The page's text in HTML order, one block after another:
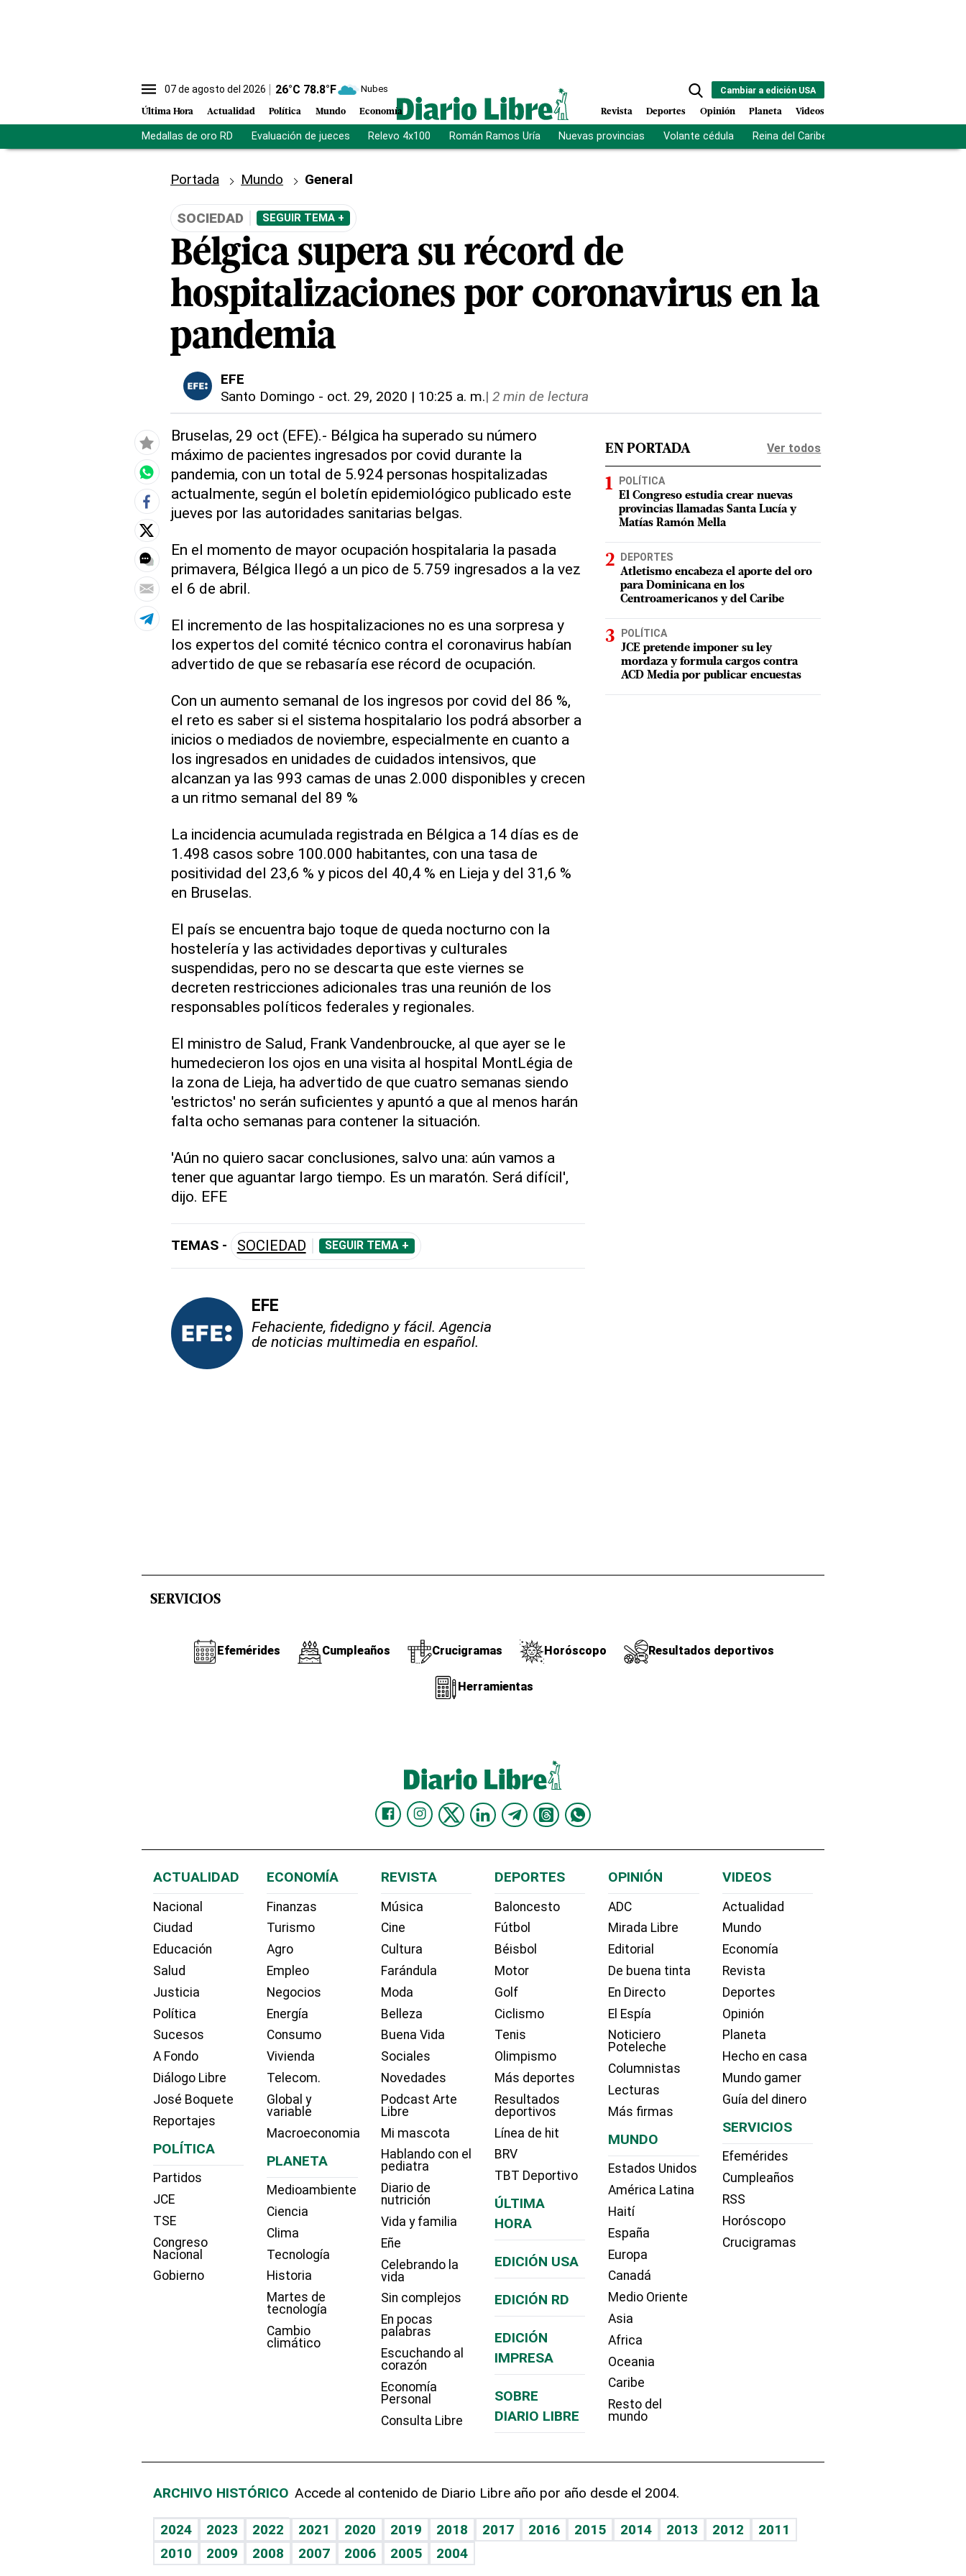
07 de agosto del 2026 26°C 78.8°F Nubes
Última Hora Actualidad Política Mundo Economía
Cambiar a edición USA
Revista Deportes Opinión Planeta Videos
Medallas de oro RD Evaluación de jueces Relevo 4x100 Román Ramos Uría Nuevas provincias Volante cédula Reina del Caribe
Portada Mundo General
SOCIEDAD SEGUIR TEMA +
Bélgica supera su récord de
hospitalizaciones por coronavirus en la
pandemia
EFE
Santo Domingo - oct. 29, 2020 | 10:25 a. m.| 2 min de lectura
Bruselas, 29 oct (EFE).- Bélgica ha superado su número
máximo de pacientes ingresados por covid durante la
pandemia, con un total de 5.924 personas hospitalizadas
actualmente, según el boletín epidemiológico publicado este
jueves por las autoridades sanitarias belgas.
En el momento de mayor ocupación hospitalaria la pasada
primavera, Bélgica llegó a un pico de 5.759 ingresados a la vez
el 6 de abril.
El incremento de las hospitalizaciones no es una sorpresa y
los expertos del comité técnico contra el coronavirus habían
advertido de que se rebasaría ese récord de ocupación.
Con un aumento semanal de los ingresos por covid del 86 %,
el reto es saber si el sistema hospitalario los podrá absorber a
inicios o mediados de noviembre, especialmente en cuanto a
los ingresados en unidades de cuidados intensivos, que
alcanzan ya las 993 camas de unas 2.000 disponibles y crecen
a un ritmo semanal del 89 %
La incidencia acumulada registrada en Bélgica a 14 días es de
1.498 casos sobre 100.000 habitantes, con una tasa de
positividad del 23,6 % y picos del 40,4 % en Lieja y del 31,6 %
en Bruselas.
El país se encuentra bajo toque de queda nocturno con la
hostelería y las actividades deportivas y culturales
suspendidas, pero no se descarta que este viernes se
decreten restricciones adicionales tras una reunión de los
responsables políticos federales y regionales.
El ministro de Salud, Frank Vandenbroucke, al que ayer se le
humedecieron los ojos en una visita al hospital MontLégia de
la zona de Lieja, ha advertido de que cuatro semanas siendo
'estrictos' no serán suficientes y apuntó a que al menos harán
falta ocho semanas para contener la situación.
'Aún no quiero sacar conclusiones, salvo una: aún vamos a
tener que aguantar largo tiempo. Es un maratón. Será difícil',
dijo. EFE
TEMAS - SOCIEDAD SEGUIR TEMA +
EFE
Fehaciente, fidedigno y fácil. Agencia
de noticias multimedia en español.
EN PORTADA Ver todos
POLÍTICA
El Congreso estudia crear nuevas
provincias llamadas Santa Lucía y
Matías Ramón Mella
DEPORTES
Atletismo encabeza el aporte del oro
para Dominicana en los
Centroamericanos y del Caribe
POLÍTICA
JCE pretende imponer su ley
mordaza y formula cargos contra
ACD Media por publicar encuestas
SERVICIOS
Efemérides Cumpleaños Crucigramas Horóscopo Resultados deportivos
Herramientas
ACTUALIDAD
Nacional
Ciudad
Educación
Salud
Justicia
Política
Sucesos
A Fondo
Diálogo Libre
José Boquete
Reportajes
POLÍTICA
Partidos
JCE
TSE
Congreso
Nacional
Gobierno
ECONOMÍA
Finanzas
Turismo
Agro
Empleo
Negocios
Energía
Consumo
Vivienda
Telecom.
Global y
variable
Macroeconomia
PLANETA
Medioambiente
Ciencia
Clima
Tecnología
Historia
Martes de
tecnología
Cambio
climático
REVISTA
Música
Cine
Cultura
Farándula
Moda
Belleza
Buena Vida
Sociales
Novedades
Podcast Arte
Libre
Mi mascota
Hablando con el
pediatra
Diario de
nutrición
Vida y familia
Eñe
Celebrando la
vida
Sin complejos
En pocas
palabras
Escuchando al
corazón
Economía
Personal
Consulta Libre
DEPORTES
Baloncesto
Fútbol
Béisbol
Motor
Golf
Ciclismo
Tenis
Olimpismo
Más deportes
Resultados
deportivos
Línea de hit
BRV
TBT Deportivo
ÚLTIMA
HORA
EDICIÓN USA
EDICIÓN RD
EDICIÓN
IMPRESA
SOBRE
DIARIO LIBRE
OPINIÓN
ADC
Mirada Libre
Editorial
De buena tinta
En Directo
El Espía
Noticiero
Poteleche
Columnistas
Lecturas
Más firmas
MUNDO
Estados Unidos
América Latina
Haití
España
Europa
Canadá
Medio Oriente
Asia
Africa
Oceania
Caribe
Resto del
mundo
VIDEOS
Actualidad
Mundo
Economía
Revista
Deportes
Opinión
Planeta
Hecho en casa
Mundo gamer
Guía del dinero
SERVICIOS
Efemérides
Cumpleaños
RSS
Horóscopo
Crucigramas
ARCHIVO HISTÓRICO Accede al contenido de Diario Libre año por año desde el 2004.
2024 2023 2022 2021 2020 2019 2018 2017 2016 2015 2014 2013 2012
2011
2010
2009 2008 2007 2006 2005 2004